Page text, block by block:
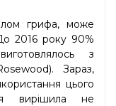
грифа, може
2016 року 90%
з
Зараз,
цього
вирішила не